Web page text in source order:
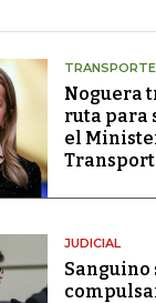
TRANSPORTE
Noguera
ruta para
el
JUDICIAL
Sanguino